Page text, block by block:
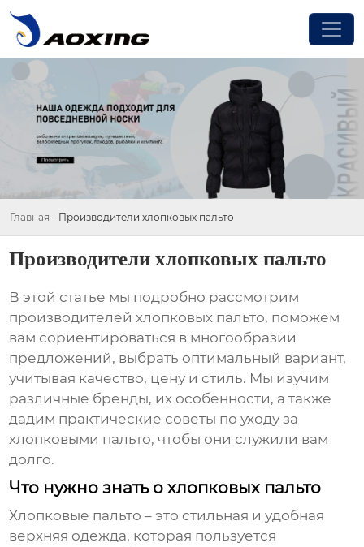
Главная - Производители хлопковых пальто
Производители хлопковых пальто
В этой статье мы подробно рассмотрим
производителей хлопковых пальто, поможем
вам сориентироваться в многообразии
предложений, выбрать оптимальный вариант,
учитывая качество, цену и стиль. Мы изучим
различные бренды, их особенности, а также
дадим практические советы по уходу за
хлопковыми пальто, чтобы они служили вам
долго.
Что нужно знать о хлопковых пальто
Хлопковые пальто – это стильная и удобная
верхняя одежда, которая пользуется